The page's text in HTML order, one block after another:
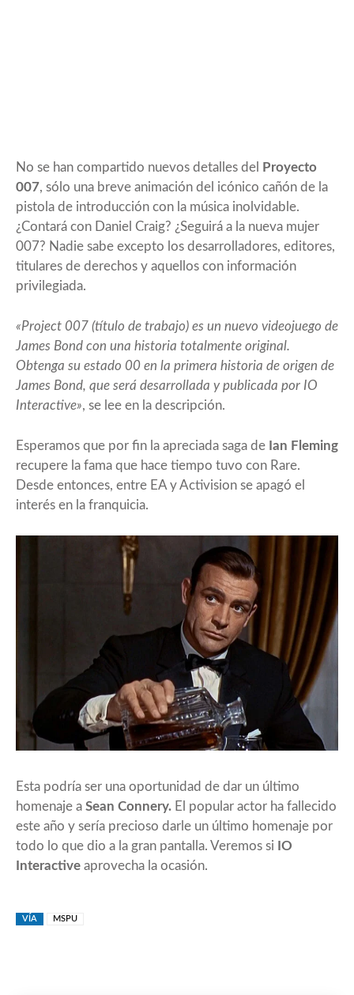
No se han compartido nuevos detalles del
Proyecto
007, sólo una breve animación del icónico cañón de la
pistola de introducción con la música inolvidable.
¿Contará con Daniel Craig? ¿Seguirá a la nueva mujer
007? Nadie sabe excepto los desarrolladores, editores,
titulares de derechos y aquellos con información
privilegiada.
«Project 007 (título de trabajo) es un nuevo videojuego de
James Bond con una historia totalmente original.
Obtenga su estado 00 en la primera historia de origen de
James Bond, que será desarrollada y publicada por IO
Interactive», se lee en la descripción.
Esperamos que por fin la apreciada saga de Ian Fleming
recupere la fama que hace tiempo tuvo con Rare.
Desde entonces, entre EA y Activision se apagó el
interés en la franquicia.
Esta podría ser una oportunidad de dar un último
homenaje a Sean Connery. El popular actor ha fallecido
este año y sería precioso darle un último homenaje por
todo lo que dio a la gran pantalla. Veremos si IO
Interactive aprovecha la ocasión.
VÍA MSPU